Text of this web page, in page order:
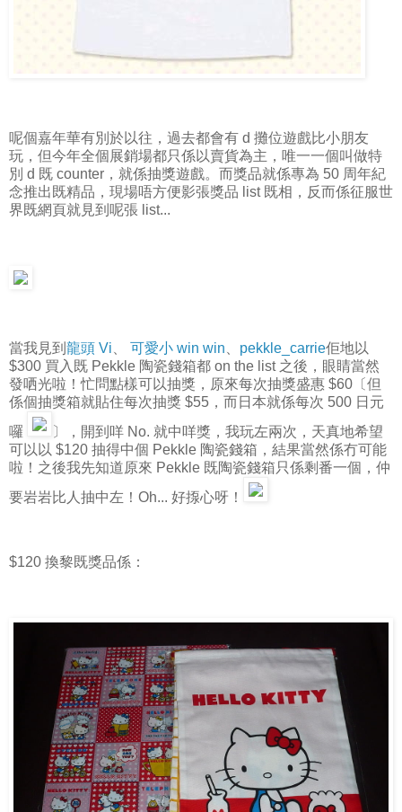
呢個嘉年華有別於以往，過去都會有 d 攤位遊戲比小朋友
玩，但今年全個展銷場都只係以賣貨為主，唯一一個叫做特
別 d 既 counter，就係抽獎遊戲。而獎品就係專為 50 周年紀
念推出既精品，現場唔方便影張獎品 list 既相，反而係征服世
界既網頁就見到呢張 list...
當我見到 龍頭 Vi 可愛小 win win pekkle_carrie佢地以
$300 買入既 Pekkle 陶瓷錢箱都 on the list 之後，眼睛當然
發哂光啦！忙問點樣可以抽獎，原來每次抽獎盛惠 $60〔但
係個抽獎箱就貼住每次抽獎 $55，而日本就係每次 500 日元
囉
〕，開到咩 No. 就中咩獎，我玩左兩次，天真地希望
可以以 $120 抽得中個 Pekkle 陶瓷錢箱，結果當然係冇可能
啦！之後我先知道原來 Pekkle 既陶瓷錢箱只係剩番一個，仲
要岩岩比人抽中左！Oh... 好揼心呀！
$120 換黎既獎品係：